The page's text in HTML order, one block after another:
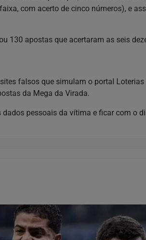
com acerto de cinco números), e
130 apostas que acertaram as seis
falsos que simulam o portal Loterias
da Mega da Virada.
pessoais da vítima e ficar com o